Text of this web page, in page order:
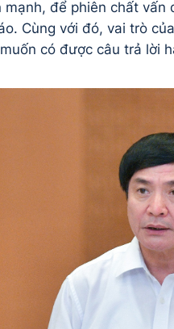
mạnh, để phiên chất
Cùng với đó, vai trò
có được câu trả lời